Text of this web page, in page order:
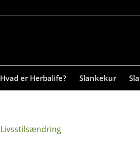
Hvad er Herbalife? Slankekur
Livsstilsændring